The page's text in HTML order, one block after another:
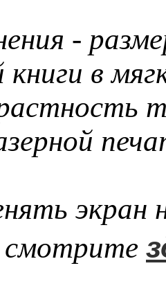
-
в
экран
смотрите